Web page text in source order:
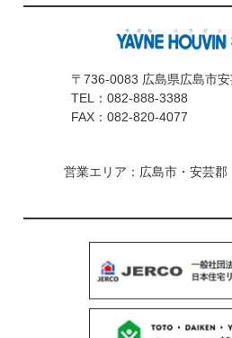
〒736-0083 広島県広島市
TEL：082-888-3388
FAX：082-820-4077
営業エリア：広島市・安芸郡